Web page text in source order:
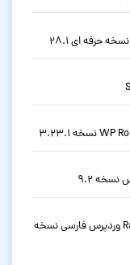
دانلود افزونه سئو حرفه ای رنک مث Rank Math Pro وردپرس فارسی نسخه